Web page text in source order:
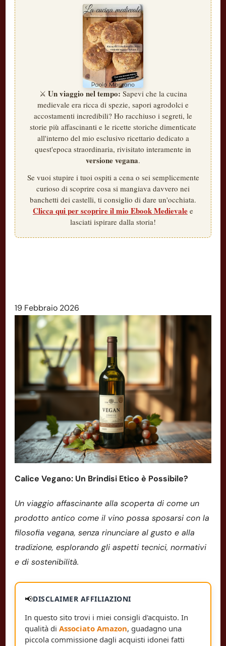
riconosce?
⚔️ Un viaggio nel tempo: Sapevi che la cucina
medievale era ricca di spezie, sapori agrodolci e
accostamenti incredibili? Ho racchiuso i segreti, le
storie più affascinanti e le ricette storiche dimenticate
all'interno del mio esclusivo ricettario dedicato a
quest'epoca straordinaria, rivisitato interamente in
versione vegana.
Se vuoi stupire i tuoi ospiti a cena o sei semplicemente
curioso di scoprire cosa si mangiava davvero nei
banchetti dei castelli, ti consiglio di dare un'occhiata.
Clicca qui per scoprire il mio Ebook Medievale e
lasciati ispirare dalla storia!
19 Febbraio 2026
Calice Vegano: Un Brindisi Etico è Possibile?
Un viaggio affascinante alla scoperta di come un
prodotto antico come il vino possa sposarsi con la
filosofia vegana, senza rinunciare al gusto e alla
tradizione, esplorando gli aspetti tecnici, normativi
e di sostenibilità.
📢DISCLAIMER AFFILIAZIONI
In questo sito trovi i miei consigli d'acquisto. In
qualità di Associato Amazon, guadagno una
piccola commissione dagli acquisti idonei fatti